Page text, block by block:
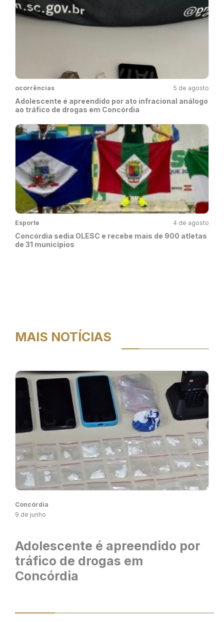
ocorrências 5 de agosto
Adolescente é apreendido por ato infracional análogo
ao tráfico de drogas em Concórdia
Esporte 4 de agosto
Concórdia sedia OLESC e recebe mais de 900 atletas
de 31 municípios
MAIS NOTÍCIAS
Concórdia
9 de junho
Adolescente é apreendido por
tráfico de drogas em
Concórdia